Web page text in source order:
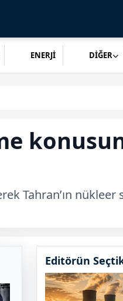
ENERJİ DİĞER
Tahran’ın
Editörün